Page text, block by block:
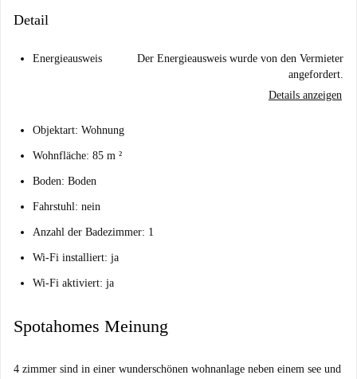
Detail
Energieausweis
Der Energieausweis wurde von den Vermieter
angefordert.
Details anzeigen
Objektart: Wohnung
Wohnfläche: 85 m ²
Boden: Boden
Fahrstuhl: nein
Anzahl der Badezimmer: 1
Wi-Fi installiert: ja
Wi-Fi aktiviert: ja
Spotahomes Meinung
4 zimmer sind in einer wunderschönen wohnanlage neben einem see und